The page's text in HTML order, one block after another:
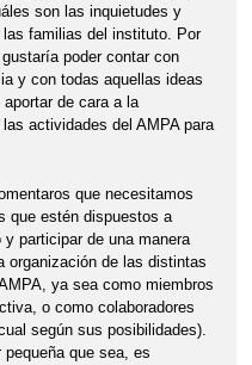
son las inquietudes y
familias del instituto. Por
poder contar con
y con todas aquellas ideas
de cara a la
actividades del AMPA para
que necesitamos
que estén dispuestos a
y participar de una manera
organización de las distintas
ya sea como miembros
o como colaboradores
según sus posibilidades).
pequeña que sea, es